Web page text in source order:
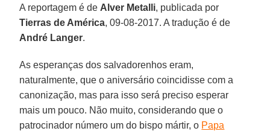
A reportagem é de Alver Metalli, publicada por
Tierras de América, 09-08-2017. A tradução é de
André Langer.
As esperanças dos salvadorenhos eram,
naturalmente, que o aniversário coincidisse com a
canonização, mas para isso será preciso esperar
mais um pouco. Não muito, considerando que o
patrocinador número um do bispo mártir, o Papa